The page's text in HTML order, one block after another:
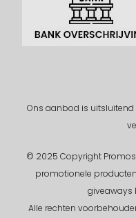
Ons aanbod is
© 2025 Copyright
promotionele
giveaways
Alle rechten